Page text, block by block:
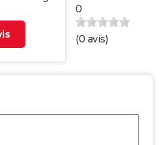
0
(0 avis)